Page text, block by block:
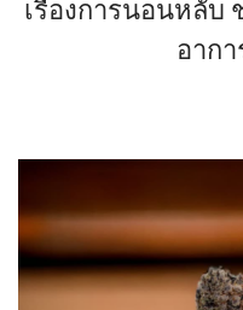
เรื่องการนอนหลับ
อาก